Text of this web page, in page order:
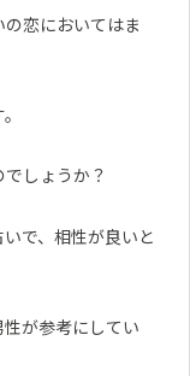
恋においてはま
しょうか？
で、相性が良いと
が参考にしてい